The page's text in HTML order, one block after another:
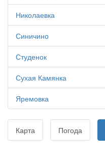
Николаевка
Синичино
Студенок
Сухая Камянка
Яремовка
Карта Погода